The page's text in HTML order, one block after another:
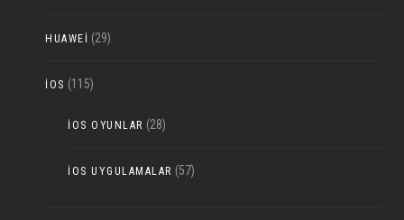
HUAWEI (29)
IOS (115)
IOS OYUNLAR (28)
IOS UYGULAMALAR (57)